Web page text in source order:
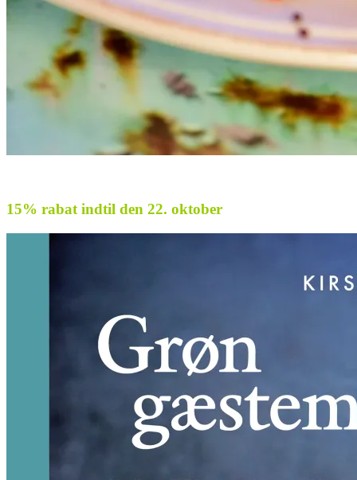
15% rabat indtil den 22. oktober